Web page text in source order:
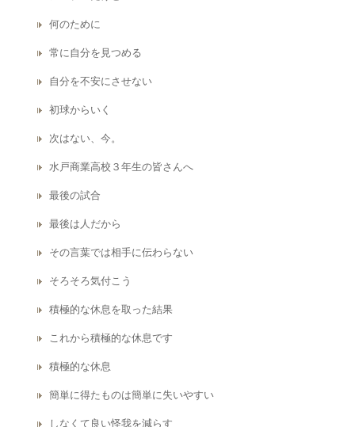
何のために
常に自分を見つめる
自分を不安にさせない
初球からいく
次はない、今。
水戸商業高校３年生の皆さんへ
最後の試合
最後は人だから
その言葉では相手に伝わらない
そろそろ気付こう
積極的な休息を取った結果
これから積極的な休息です
積極的な休息
簡単に得たものは簡単に失いやすい
しなくて良い怪我を減らす